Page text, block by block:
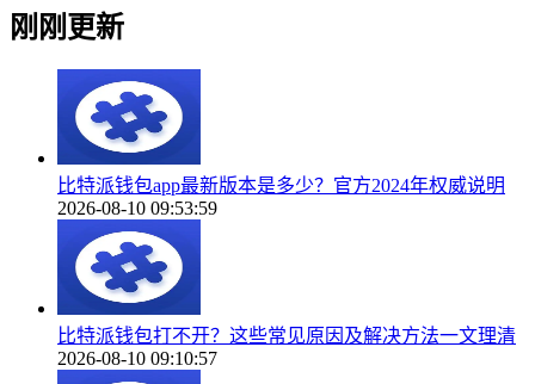
刚刚更新
比特派钱包app最新版本是多少？官方2024年权威说明
2026-08-10 09:53:59
比特派钱包打不开？这些常见原因及解决方法一文理清
2026-08-10 09:10:57